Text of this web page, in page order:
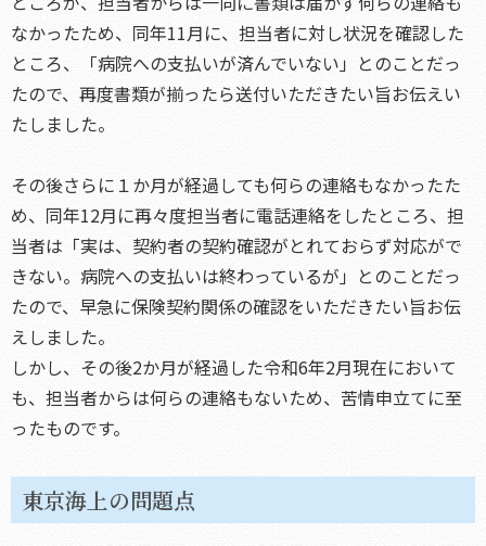
なかったため、同年11月に、担当者に対し状況を確認した
ところ、「病院への支払いが済んでいない」とのことだっ
たので、再度書類が揃ったら送付いただきたい旨お伝えい
たしました。
その後さらに１か月が経過しても何らの連絡もなかったた
め、同年12月に再々度担当者に電話連絡をしたところ、担
当者は「実は、契約者の契約確認がとれておらず対応がで
きない。病院への支払いは終わっているが」とのことだっ
たので、早急に保険契約関係の確認をいただきたい旨お伝
えしました。
しかし、その後2か月が経過した令和6年2月現在において
も、担当者からは何らの連絡もないため、苦情申立てに至
ったものです。
東京海上の問題点